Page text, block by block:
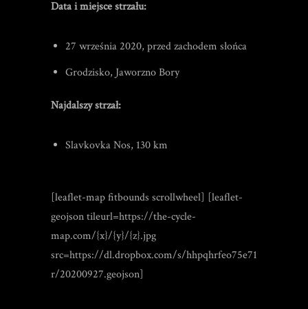
Data i miejsce strzału:
27 września 2020, przed zachodem słońca
Grodzisko, Jaworzno Bory
Najdalszy strzał:
Slavkovka Nos, 130 km
[leaflet-map fitbounds scrollwheel] [leaflet-
geojson tileurl=https://the-cycle-
map.com/{x}/{y}/{z}.jpg
src=https://dl.dropbox.com/s/hhpqhrfeo75e71
r/20200927.geojson]